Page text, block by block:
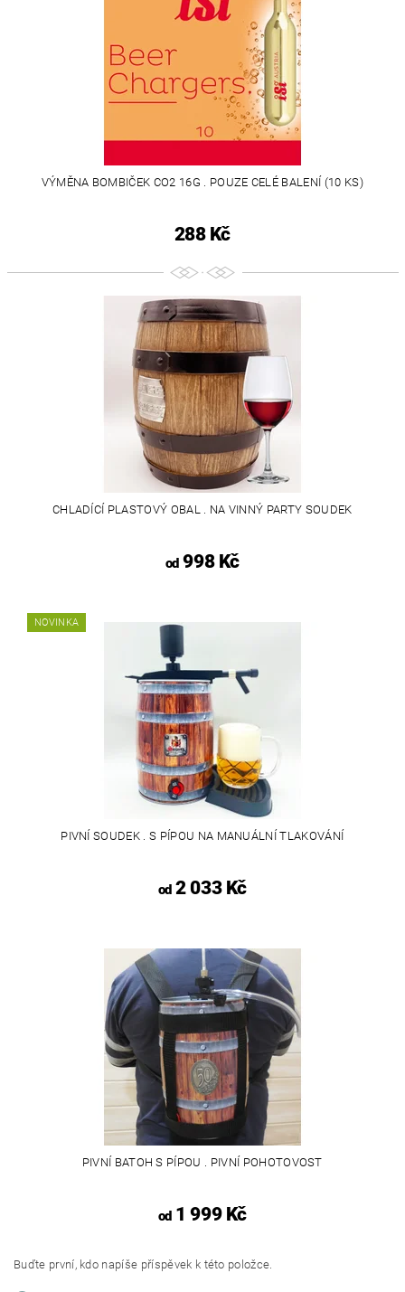
VÝMĚNA BOMBIČEK CO2 16G . POUZE CELÉ BALENÍ (10 KS)
288 Kč
CHLADÍCÍ PLASTOVÝ OBAL . NA VINNÝ PARTY SOUDEK
od998 Kč
NOVINKA
PIVNÍ SOUDEK . S PÍPOU NA MANUÁLNÍ TLAKOVÁNÍ
od2 033 Kč
PIVNÍ BATOH S PÍPOU . PIVNÍ POHOTOVOST
od1 999 Kč
Buďte první, kdo napíše příspěvek k této položce.